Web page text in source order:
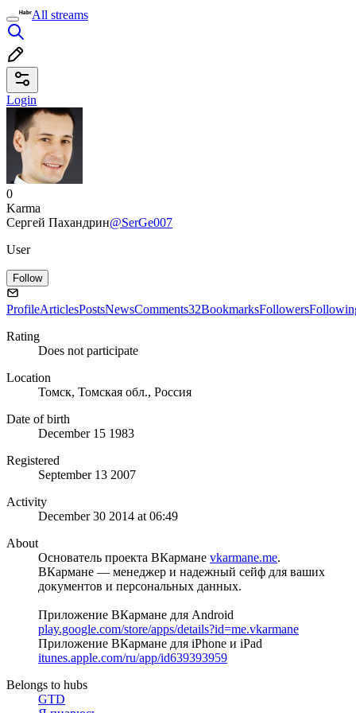
All streams
Login
0
Karma
Сергей Пахандрин@SerGe007
User
Follow
ProfileArticlesPostsNewsComments32BookmarksFollowers
Rating
Does not participate
Location
Томск, Томская обл., Россия
Date of birth
December 15 1983
Registered
September 13 2007
Activity
December 30 2014 at 06:49
About
Основатель проекта ВКармане vkarmane.me.
ВКармане — менеджер и надежный сейф для ваших
документов и персональных данных.
Приложение ВКармане для Android
play.google.com/store/apps/details?id=me.vkarmane
Приложение ВКармане для iPhone и iPad
itunes.apple.com/ru/app/id639393959
Belongs to hubs
GTD